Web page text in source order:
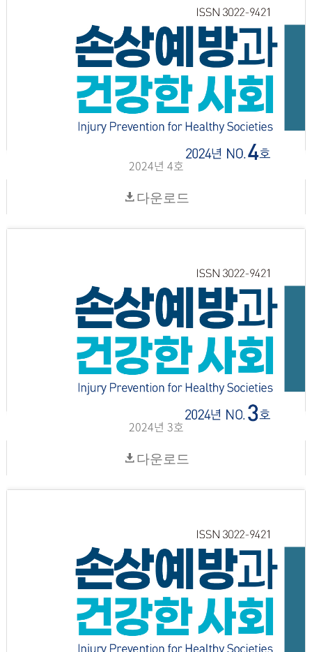
2024년 4호
다운로드
2024년 3호
다운로드